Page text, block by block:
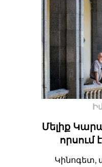
Մելիք
որսում
Կինոգետ,